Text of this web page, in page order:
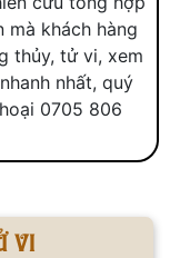
khách hàng
thủy, tử vi, xem
nhất, quý
0705 806
vi